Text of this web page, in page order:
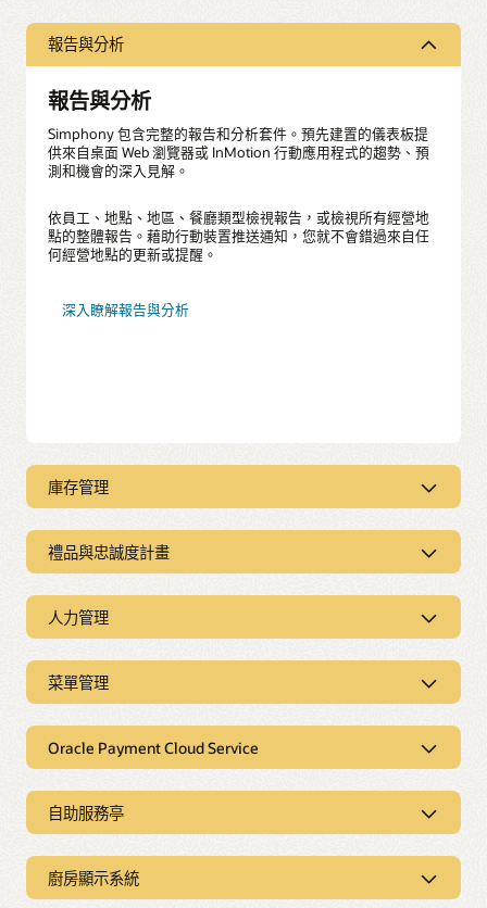
報告與分析
報告與分析
Simphony 包含完整的報告和分析套件。預先建置的儀表板提
供來自桌面 Web 瀏覽器或 InMotion 行動應用程式的趨勢、預
測和機會的深入見解。
依員工、地點、地區、餐廳類型檢視報告，或檢視所有經營地
點的整體報告。藉助行動裝置推送通知，您就不會錯過來自任
何經營地點的更新或提醒。
深入瞭解報告與分析
庫存管理
Simphony 的餐廳庫存管理工具可協助維持最佳庫存量，從而
最大限度地減少浪費。此解決方案透過即時資料預測，將訂單
時間最佳化；同時顯示貨架上應有的貨物，有助於防止貨物過
多、浪費和盜竊。
Simphony 還可連接到您的供應商，助您輕鬆再次訂購、線上
存取發票、找出定價趨勢、建立菜單模型等。
深入瞭解庫存管理
禮品與忠誠度計畫
Simphony 為您提供所需的工具，讓客戶持續回流。根據造訪
頻率、消費金額和採購的產品，輕鬆管理禮品與獎勵。讓您的
客戶即時檢視其獎勵活動，並透過目標明確的資料導向行銷活
動與他們互動，提升整體客戶滿意度。
進一步瞭解禮品與忠誠度計畫管理
人力管理
Simphony 使用預測和員工資料協助主管排班，避免過多的加
班成本及排程衝突。Simphony 也支援員工到職、培訓和休假
申請等，以確保員工獲得培訓，準備好提供優質服務。
菜單管理
Simphony 的菜單管理功能可協助您即時更新 POS 裝置、數位
菜單畫面、網站和行動應用程式的菜單品項，集中管理材料、
定價並遵守當地法規。無論是管理單一位置還是多個位置的多
種語言菜單，您都可以透過 Simphony 輕鬆管理。
深入瞭解菜單管理
Oracle Payment Cloud Service
Oracle Payment Cloud Service
Oracle Payment Cloud Service 是一款端對端付款解決方
案，無論消費者選擇以下哪種付款方式，您都可以接受付
款：簽帳金融卡、信用卡、Apple Pay、Samsung Pay 和
自助服務亭
Simphony 提供 Oracle Simphony 自助服務亭硬體以及第三方
服務亭，以減少排隊和等待時間，還可一次為多個自助服務亭
廚房顯示系統